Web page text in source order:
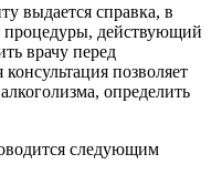
выдается справка, в
процедуры, действующий
врачу перед
позволяет
определить
следующим